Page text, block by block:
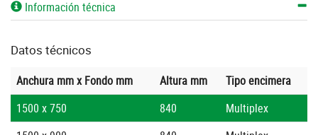
Información técnica
Datos técnicos
Anchura mm x Fondo mm Altura mm
Tipo encimera
1500 x 750
840
Multiplex